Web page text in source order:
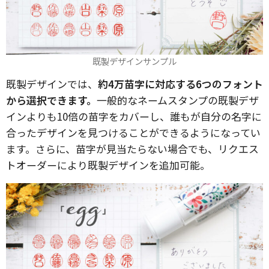
既製デザインサンプル
既製デザインでは、 約4万苗字に対応する6つのフォント
から選択できます。 一般的なネームスタンプの既製デザ
インよりも10倍の苗字をカバーし、誰もが自分の名字に
合ったデザインを見つけることができるようになってい
ます。さらに、苗字が見当たらない場合でも、リクエス
トオーダーにより既製デザインを追加可能。